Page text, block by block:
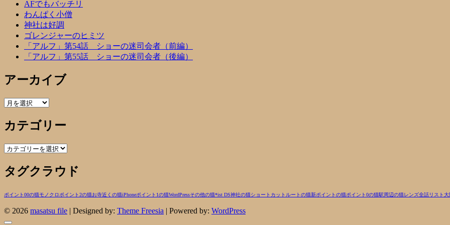
AFでもバッチリ
わんぱく小僧
神社は好調
ゴレンジャーのヒミツ
「アルフ」第54話 ショーの迷司会者（前編）
「アルフ」第55話 ショーの迷司会者（後編）
アーカイブ
ア
カ
イ
ブ
カテゴリー
カ
ゴ
リ
タグクラウド
ポイント00の猫モノクロ ポイント2の猫お寺近くの猫iPhoneポイント1の猫WordPressその他の猫*ist DS神社の猫ショートカットルートの猫新ポイントの猫ポイント0の猫駅周辺の猫レンズ全話リスト大
© 2026 masatsu file | Designed by: Theme Freesia | Powered by: WordPress